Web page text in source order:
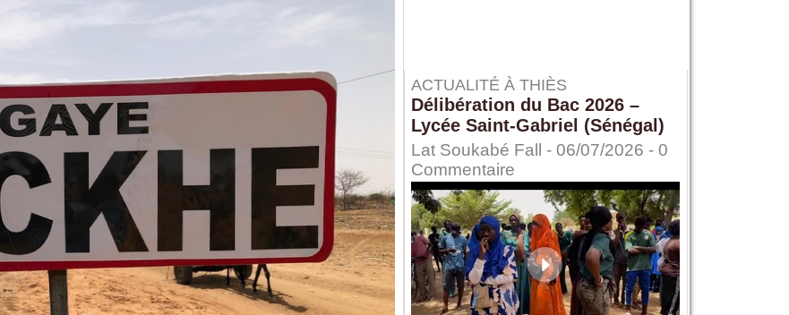
ACTUALITÉ À THIÈS
Délibération du Bac 2026 –
Lycée Saint-Gabriel (Sénégal)
Lat Soukabé Fall - 06/07/2026 - 0
Commentaire